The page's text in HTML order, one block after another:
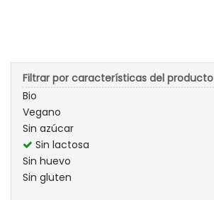
Filtrar por características del producto
Bio
Vegano
Sin azúcar
Sin lactosa
Sin huevo
Sin gluten